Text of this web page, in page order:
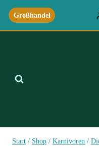
Zum
Inhalt
springen
Großhandel
Start / Shop / Karnivoren /